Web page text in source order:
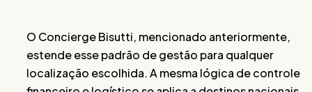
O Concierge Bisutti, mencionado anteriormente,
estende esse padrão de gestão para qualquer
localização escolhida. A mesma lógica de controle